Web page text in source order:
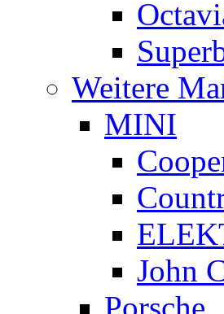
Weitere
MINI
John